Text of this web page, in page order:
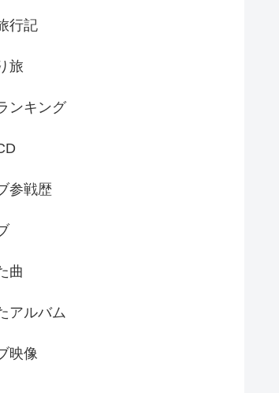
行記
旅
ンキング
参戦歴
曲
アルバム
映像